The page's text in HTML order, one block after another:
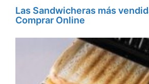
Las Sandwicheras más
Comprar Online